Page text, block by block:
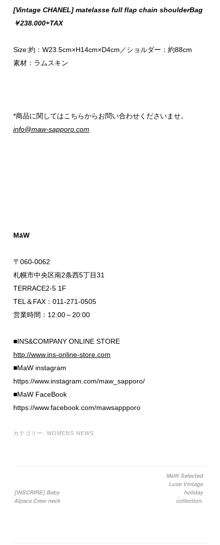
[Vintage CHANEL] matelasse full flap chain shoulderBag
￥238.000+TAX
Size:約：W23.5cm×H14cm×D4cm／ショルダー：約88cm
素材：ラムスキン
*商品に関してはこちらからお問い合わせくださいませ。
info@maw-sapporo.com
MāW
〒060-0062
札幌市中央区南2条西5丁目31
TERRACE2-5 1F
TEL＆FAX：011-271-0505
営業時間：12:00～20:00
■INS&COMPANY ONLINE STORE
http://www.ins-online-store.com
■MaW instagram
https://www.instagram.com/maw_sapporo/
■MaW FaceBook
https://www.facebook.com/mawsappporo
カテゴリー: WOMENS NEWS
投稿ナビゲーション
[INSCRIRE] Baby
Alpaca Crew neck
MaW Selected
Luxe Vintage
holiday
collection.